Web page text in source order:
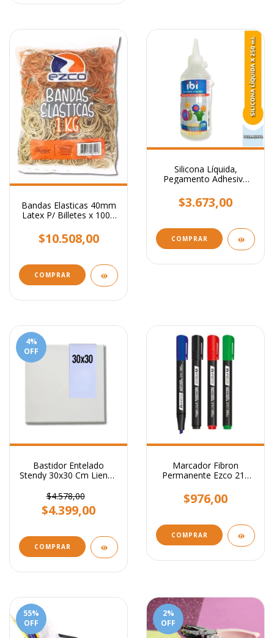
Bandas Elasticas 40mm
Latex P/ Billetes x 1000
$10.508,00
Silicona Líquida,
Pegamento Adhesivo
$3.673,00
4%
OFF
Bastidor Entelado
Stendy 30x30 Cm Lienzo
$4.578,00
$4.399,00
Marcador Fibron
Permanente Ezco 210
$976,00
COMPRAR
55%
OFF
2%
OFF